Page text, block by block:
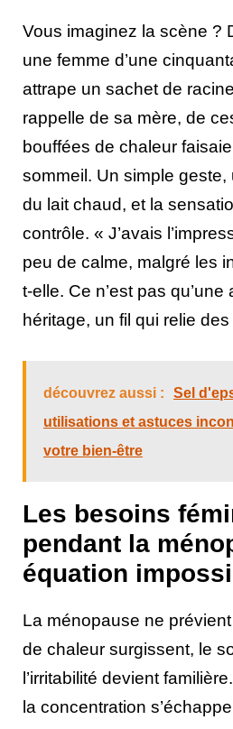
Vous imaginez la scène ?
une femme d’une
attrape un sachet de
rappelle de sa mère, de
bouffées de chaleur
sommeil. Un simple
du lait chaud, et la
contrôle. « J’avais
peu de calme, malgré les
t-elle. Ce n’est pas qu’une
héritage, un fil qui relie
découvrez aussi :
Sel
utilisations et astuces
votre bien-être
Les besoins
pendant la
équation
La ménopause ne
de chaleur surgissent, le
l’irritabilité devient
la concentration